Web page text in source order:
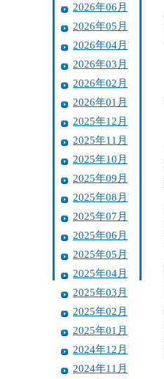
2026年06月
2026年05月
2026年04月
2026年03月
2026年02月
2026年01月
2025年12月
2025年11月
2025年10月
2025年09月
2025年08月
2025年07月
2025年06月
2025年05月
2025年04月
2025年03月
2025年02月
2025年01月
2024年12月
2024年11月